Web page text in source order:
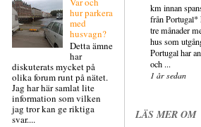
hur parkera
med
husvagn?
Detta ämne
har
diskuterats mycket på
olika forum runt på nätet.
Jag har här samlat lite
information som vilken
jag tror kan ge riktiga
svar....
km innan
från Portugal*
tre månader
hus som
Portugal har
och ...
1 år sedan
LÄS MER OM